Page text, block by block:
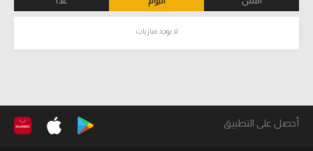
لا يوجد مباريات
أحصل على التطبيق